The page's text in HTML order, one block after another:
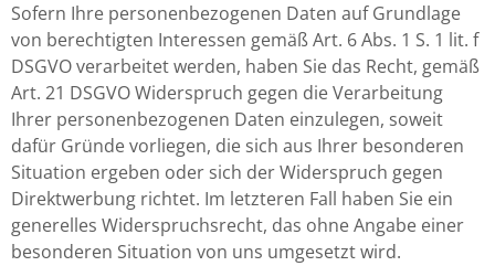
Sofern Ihre personenbezogenen Daten auf Grundlage
von berechtigten Interessen gemäß Art. 6 Abs. 1 S. 1 lit. f
DSGVO verarbeitet werden, haben Sie das Recht, gemäß
Art. 21 DSGVO Widerspruch gegen die Verarbeitung
Ihrer personenbezogenen Daten einzulegen, soweit
dafür Gründe vorliegen, die sich aus Ihrer besonderen
Situation ergeben oder sich der Widerspruch gegen
Direktwerbung richtet. Im letzteren Fall haben Sie ein
generelles Widerspruchsrecht, das ohne Angabe einer
besonderen Situation von uns umgesetzt wird.